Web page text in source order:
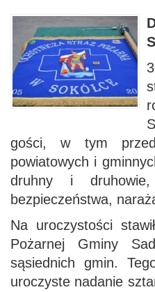
gości, w tym
powiatowych i
druhny i
bezpieczeństwa,
Na uroczystości
Pożarnej Gminy
sąsiednich gmin.
uroczyste nadanie